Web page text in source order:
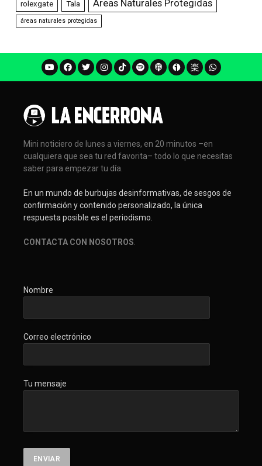
rolexgate Tala Áreas Naturales Protegidas
áreas naturales protegidas
Mini noticiero de lunes a viernes, en 20 minutos –en
cualquiera que sea tu red favorita– todo lo que necesitas
saber para empezar tu día.
En un mundo de burbujas desinformativas, de sesgos de
confirmación y contenido personalizado, la única
respuesta posible es el periodismo.
CONTACTA CON NOSOTROS
Nombre
Correo electrónico
Tu mensaje